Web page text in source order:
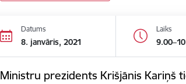
Datums
8. janvāris, 2021
Laiks
Ministru prezidents Krišjānis Kariņš